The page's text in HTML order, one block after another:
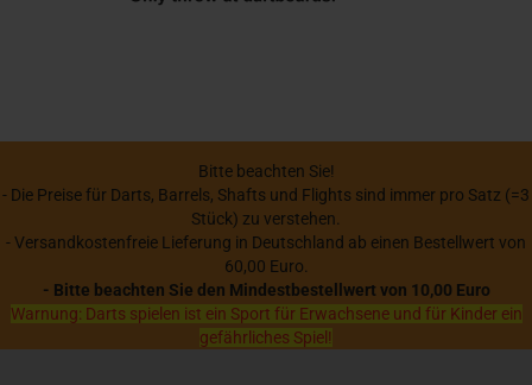
Bitte beachten Sie!
- Die Preise für Darts, Barrels, Shafts und Flights sind immer pro Satz (=3
Stück) zu verstehen.
- Versandkostenfreie Lieferung in Deutschland ab einen Bestellwert von
60,00 Euro.
- Bitte beachten Sie den Mindestbestellwert von 10,00 Euro
Warnung: Darts spielen ist ein Sport für Erwachsene und für Kinder ein
gefährliches Spiel!